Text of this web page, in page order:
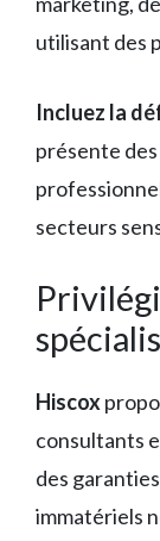
utilisant des
Incluez la
présente
secteurs
Hiscox
consultants
des
immatériels